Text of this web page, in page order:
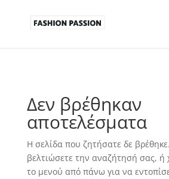
Δεν βρέθηκαν
αποτελέσματα
Η σελίδα που ζητήσατε δε
βελτιώσετε την αναζήτησή σας, ή
το μενού από πάνω για να